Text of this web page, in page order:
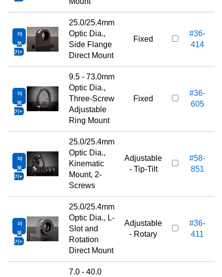
더
보
기
25.0/25.4mm
Optic Dia.,
Side Flange
Direct Mount
Fixed
#36-
414
더
보
기
9.5 - 73.0mm
Optic Dia.,
Three-Screw
Adjustable
Ring Mount
Fixed
#36-
605
더
보
기
25.0/25.4mm
Optic Dia.,
Kinematic
Mount, 2-
Screws
Adjustable
- Tip-Tilt
#58-
851
더
보
기
25.0/25.4mm
Optic Dia., L-
Slot and
Rotation
Direct Mount
Adjustable
- Rotary
#36-
411
7.0 - 40.0